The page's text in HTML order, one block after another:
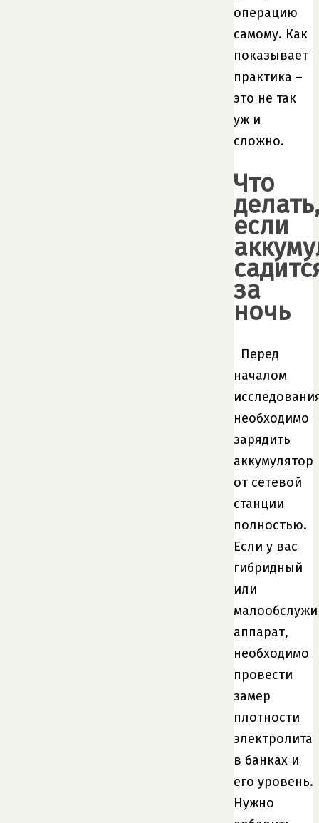
операцию
самому. Как
показывает
практика –
это не так
уж и
сложно.
Что
если
за
ночь
Перед
началом
необходимо
зарядить
аккумулятор
от сетевой
станции
полностью.
Если у вас
гибридный
или
аппарат,
необходимо
провести
замер
плотности
электролита
в банках и
его уровень.
Нужно